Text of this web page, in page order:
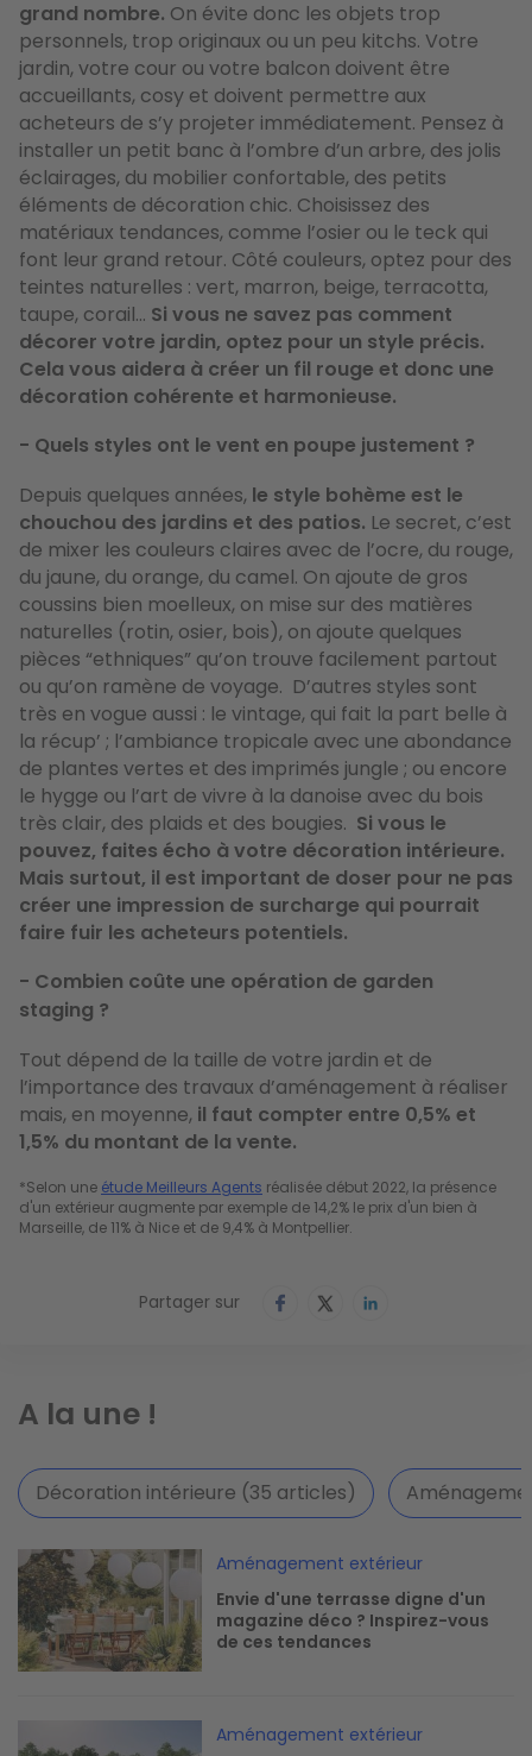
grand nombre. On évite donc les objets trop
personnels, trop originaux ou un peu kitchs. Votre
jardin, votre cour ou votre balcon doivent être
accueillants, cosy et doivent permettre aux
acheteurs de s’y projeter immédiatement. Pensez à
installer un petit banc à l’ombre d’un arbre, des jolis
éclairages, du mobilier confortable, des petits
éléments de décoration chic. Choisissez des
matériaux tendances, comme l’osier ou le teck qui
font leur grand retour. Côté couleurs, optez pour des
teintes naturelles : vert, marron, beige, terracotta,
taupe, corail… Si vous ne savez pas comment
décorer votre jardin, optez pour un style précis.
Cela vous aidera à créer un fil rouge et donc une
décoration cohérente et harmonieuse.
- Quels styles ont le vent en poupe justement ?
Depuis quelques années, le style bohème est le
chouchou des jardins et des patios. Le secret, c’est
de mixer les couleurs claires avec de l’ocre, du rouge,
du jaune, du orange, du camel. On ajoute de gros
coussins bien moelleux, on mise sur des matières
naturelles (rotin, osier, bois), on ajoute quelques
pièces “ethniques” qu’on trouve facilement partout
ou qu’on ramène de voyage. D’autres styles sont
très en vogue aussi : le vintage, qui fait la part belle à
la récup’ ; l’ambiance tropicale avec une abondance
de plantes vertes et des imprimés jungle ; ou encore
le hygge ou l’art de vivre à la danoise avec du bois
très clair, des plaids et des bougies. Si vous le
pouvez, faites écho à votre décoration intérieure.
Mais surtout, il est important de doser pour ne pas
créer une impression de surcharge qui pourrait
faire fuir les acheteurs potentiels.
- Combien coûte une opération de garden
staging ?
Tout dépend de la taille de votre jardin et de
l’importance des travaux d’aménagement à réaliser
mais, en moyenne, il faut compter entre 0,5% et
1,5% du montant de la vente.
*Selon une étude Meilleurs Agents réalisée début 2022, la présence
d'un extérieur augmente par exemple de 14,2% le prix d'un bien à
Marseille, de 11% à Nice et de 9,4% à Montpellier.
Partager sur
A la une !
Décoration intérieure (35 articles)
Image
Aménagement extérieur
Envie d'une terrasse digne d'un
magazine déco ? Inspirez-vous
de ces tendances
Aménagement extérieur